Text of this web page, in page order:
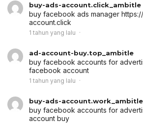
buy-ads-account.click_ambitle
buy facebook ads manager
account.click
1 tahun yang lalu
ad-account-buy.top_ambitle
buy facebook accounts for
facebook account
1 tahun yang lalu
buy-ads-account.work_ambitle
buy facebook accounts for
account buy